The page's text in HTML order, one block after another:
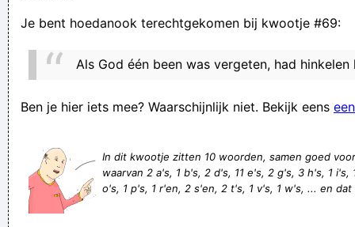
mph: € 600.000 l'année, la belle vie de retraité | mph: €
600.000 per jaar, het goede leven van een gepensioneerde
vrijdag 12 juni mijn autodeuren niet meer open krijgen.
ze waren met veulen!
Zwembroeken vertonen veel gelijkenissen met
onderbroeken, maar zijn doorgaans van andere stoffen
Je bent hoedanook terechtgekomen bij kwootje #69:
Als God één been was vergeten, had hinkelen
Ben je hier iets mee? Waarschijnlijk niet. Bekijk eens
In dit kwootje zitten 10 woorden, samen goed
waarvan 2 a's, 1 b's, 2 d's, 11 e's, 2 g's, 3 h's, 1
o's, 1 p's, 1 r'en, 2 s'en, 2 t's, 1 v's, 1 w's, ... en